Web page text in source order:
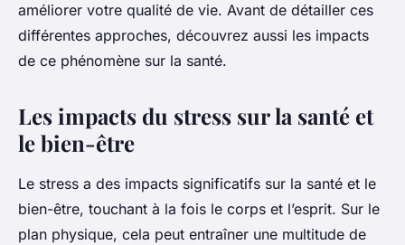
améliorer votre qualité de vie. Avant de détailler ces
différentes approches, découvrez aussi les impacts
de ce phénomène sur la santé.
Les impacts du stress sur la santé et
le bien-être
Le stress a des impacts significatifs sur la santé et le
bien-être, touchant à la fois le corps et l’esprit. Sur le
plan physique, cela peut entraîner une multitude de